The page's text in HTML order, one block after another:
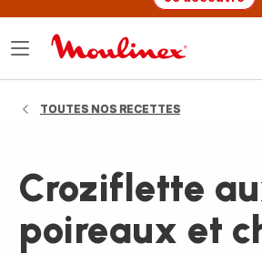
Ouvrir
TOUTES NOS RECETTES
Croziflette
poireaux et